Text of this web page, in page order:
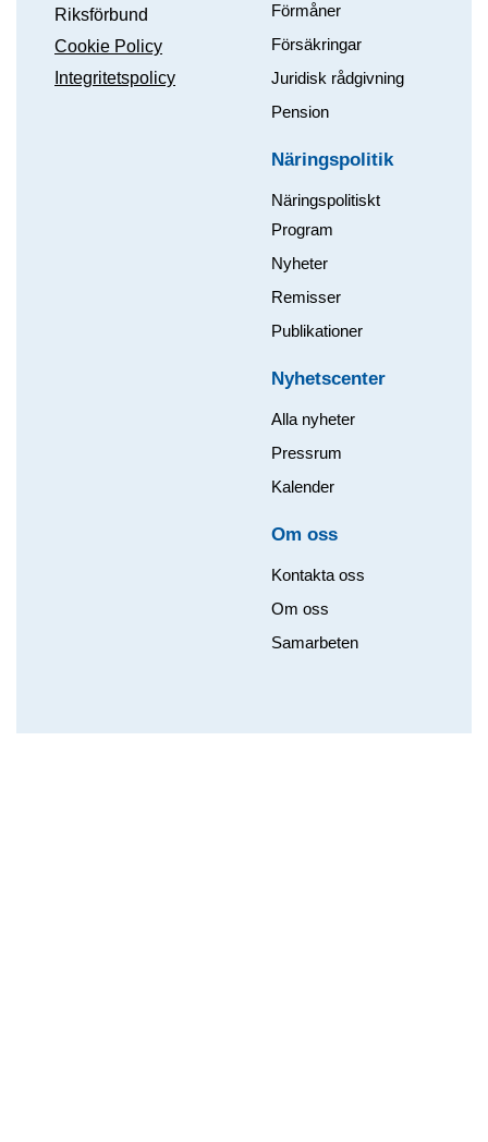
Riksförbund
Cookie Policy
Integritetspolicy
Förmåner
Försäkringar
Juridisk rådgivning
Pension
Näringspolitik
Näringspolitiskt
Program
Nyheter
Remisser
Publikationer
Nyhetscenter
Alla nyheter
Pressrum
Kalender
Om oss​
Kontakta oss
Om oss
Samarbeten